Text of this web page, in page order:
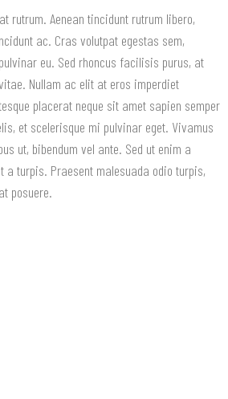
rutrum. Aenean tincidunt rutrum libero,
ac. Cras volutpat egestas sem,
eu. Sed rhoncus facilisis purus, at
Nullam ac elit at eros imperdiet
placerat neque sit amet sapien semper
et scelerisque mi pulvinar eget. Vivamus
ut, bibendum vel ante. Sed ut enim a
a turpis. Praesent malesuada odio turpis,
posuere.